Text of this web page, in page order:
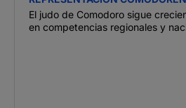
El judo de Comodoro sigue
en competencias regionales y